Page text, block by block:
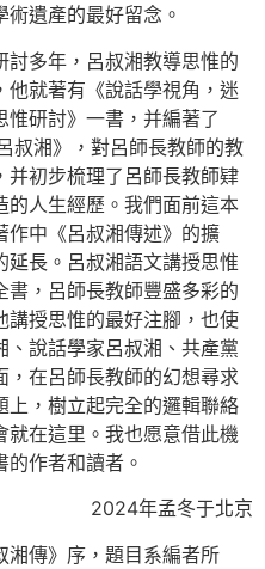
遺產的最好留念。
討多年，呂叔湘教導思惟的
就著有《說話學視角，迷
研討》一書，并編著了
叔湘》，對呂師長教師的教
并初步梳理了呂師長教師肄
的人生經歷。我們面前這本
作中《呂叔湘傳述》的擴
延長。呂叔湘語文講授思惟
書，呂師長教師豐盛多彩的
講授思惟的最好注腳，也使
說話學家呂叔湘、共產黨
，在呂師長教師的幻想尋求
上，樹立起完全的邏輯聯絡
在這里。我也愿意借此機
作者和讀者。
2024年孟冬于北京
湘傳》序，題目系編者所